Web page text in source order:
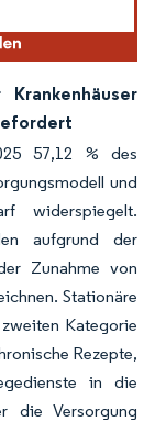
57,12 % des
und
widerspiegelt.
aufgrund der
Zunahme von
Stationäre
Kategorie
Rezepte,
in die
die Versorgung